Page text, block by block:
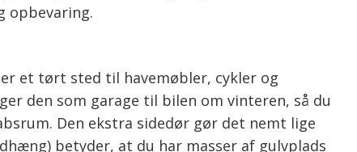
opbevaring.
et tørt sted til havemøbler, cykler og
den som garage til bilen om vinteren, så du
Den ekstra sidedør gør det nemt lige
betyder, at du har masser af gulvplads